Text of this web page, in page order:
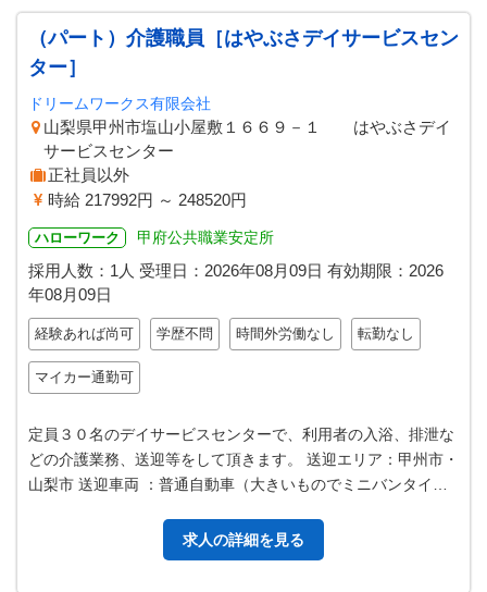
（パート）介護職員［はやぶさデイサービスセン
ター］
ドリームワークス有限会社
山梨県甲州市塩山小屋敷１６６９－１ はやぶさデイ
サービスセンター
正社員以外
時給 217992円 ～ 248520円
ハローワーク 甲府公共職業安定所
採用人数：1人 受理日： 2026年08月09日 有効期限： 2026
年08月09日
経験あれば尚可 学歴不問 時間外労働なし 転勤なし
マイカー通勤可
定員３０名のデイサービスセンターで、利用者の入浴、排泄な
どの介護業務、送迎等をして頂きます。 送迎エリア：甲州市・
山梨市 送迎車両 ：普通自動車（大きいものでミニバンタイ
求人の詳細を見る